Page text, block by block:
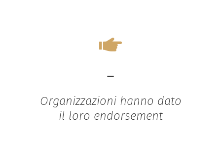
-
Organizzazioni hanno dato
il loro endorsement